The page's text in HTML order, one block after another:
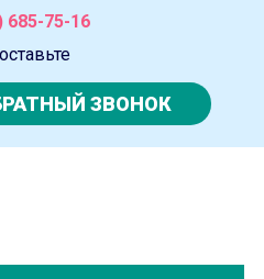
685-75-16
ЗВОНОК